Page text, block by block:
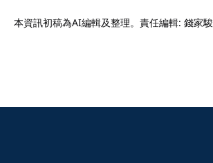
本資訊初稿為AI編輯及整理。責任編輯: 錢家駿